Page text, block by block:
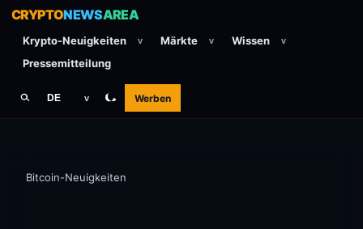
CRYPTONEWSAREA
Krypto-Neuigkeiten v Märkte v Wissen v
Pressemitteilung
DE v Werben
Bitcoin-Neuigkeiten